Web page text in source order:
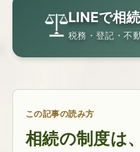
LINEで相
税務・登記・不
この記事の読み方
相続の制度は